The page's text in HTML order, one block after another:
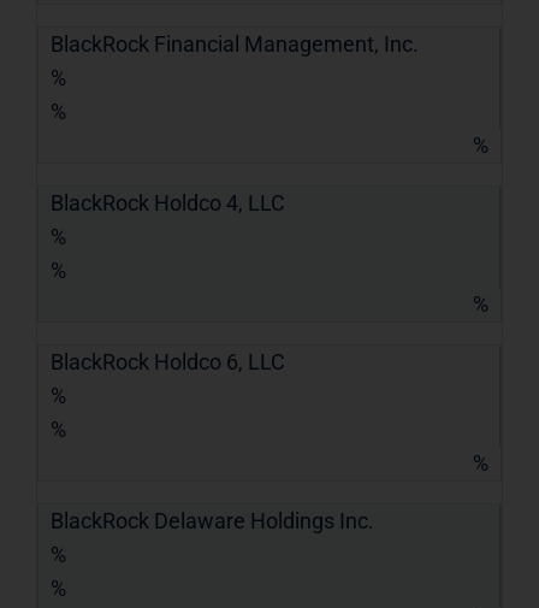
BlackRock Financial Management, Inc.
%
%
%
BlackRock Holdco 4, LLC
%
%
%
BlackRock Holdco 6, LLC
%
%
%
BlackRock Delaware Holdings Inc.
%
%